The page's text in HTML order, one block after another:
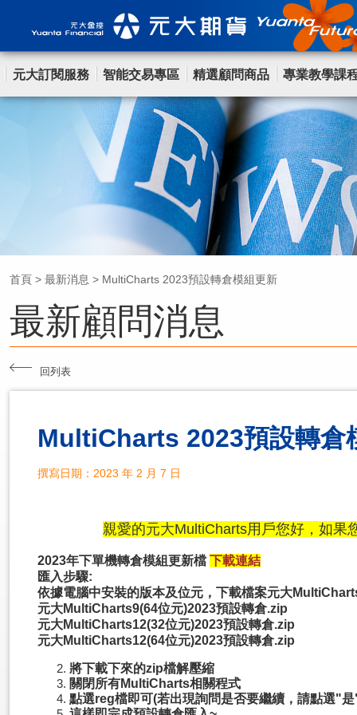
元大訂閱服務 智能交易專區 精選顧問商品 專業教學課
首頁 > 最新消息 > MultiCharts 2023預設轉倉模組更新
最新顧問消息
回列表
MultiCharts 2023預設轉倉
撰寫日期：2023 年 2 月 7 日
親愛的元大MultiCharts用戶您好，如果
2023年下單機轉倉模組更新檔 下載連結
匯入步驟:
依據電腦中安裝的版本及位元，下載檔案元大
元大MultiCharts9(64位元)2023預設轉倉.zip
元大MultiCharts12(32位元)2023預設轉倉.zip
元大MultiCharts12(64位元)2023預設轉倉.zip
將下載下來的zip檔解壓縮
關閉所有MultiCharts相關程式
點選reg檔即可(若出現詢問是否要繼續，請點選"